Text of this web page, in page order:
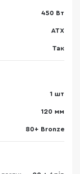
450 Вт
ATX
Так
1 шт
120 мм
80+ Bronze